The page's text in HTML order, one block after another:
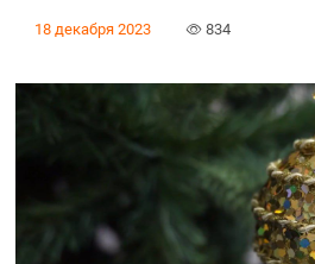
18 декабря 2023 834